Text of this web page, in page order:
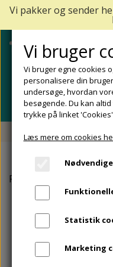
REDSKABER TIL
SÅLER,
APOFYSITIS
Fri fragt fra 499
Forside
Vi bruger
Vi bruger egne cookies
personalisere din
undersøge, hvordan
besøgende. Du kan
trykke på linket
Læs mere om cookies
Statistik
Marketing
Vi pakker og sender